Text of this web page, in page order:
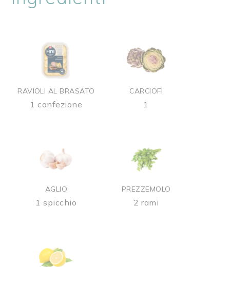
RAVIOLI AL BRASATO
1 confezione
CARCIOFI
1
AGLIO
1 spicchio
PREZZEMOLO
2 rami